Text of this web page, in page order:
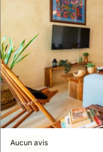
Aucun avis